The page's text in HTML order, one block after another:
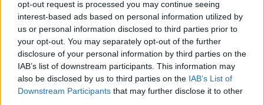
opt-out request is processed you may continue seeing
interest-based ads based on personal information utilized by
us or personal information disclosed to third parties prior to
your opt-out. You may separately opt-out of the further
disclosure of your personal information by third parties on the
IAB’s list of downstream participants. This information may
also be disclosed by us to third parties on the IAB’s List of
Downstream Participants that may further disclose it to other
3 Ago 2026
Lnd, oggi le ufficialità sui ripescaggi e poi il
CR sardo può completare i propri organici
3 Ago 2026